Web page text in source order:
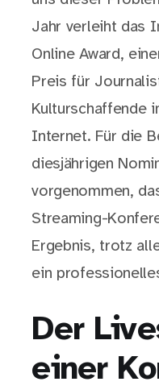
Jahr verleiht das
Online Award,
Preis für
Kulturschaffende
Internet. Für die
diesjährigen
vorgenommen,
Streaming-
Ergebnis, trotz
ein
Der
einer